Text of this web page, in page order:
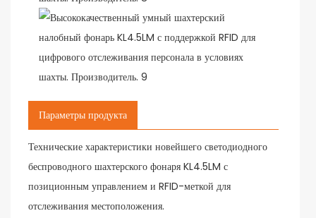
Параметры продукта
Технические характеристики новейшего светодиодного
беспроводного шахтерского фонаря KL4.5LM с
позиционным управлением и RFID-меткой для
отслеживания местоположения.